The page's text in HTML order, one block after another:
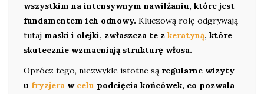
wszystkim na intensywnym nawilżaniu, które jest
fundamentem ich odnowy. Kluczową rolę odgrywają
tutaj maski i olejki, zwłaszcza te z keratyną, które
skutecznie wzmacniają strukturę włosa.
Oprócz tego, niezwykle istotne są regularne wizyty
u fryzjera w celu podcięcia końcówek, co pozwala